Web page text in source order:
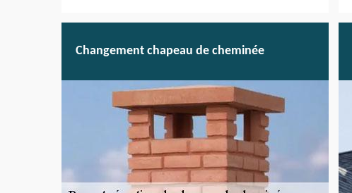
Changement chapeau de cheminée